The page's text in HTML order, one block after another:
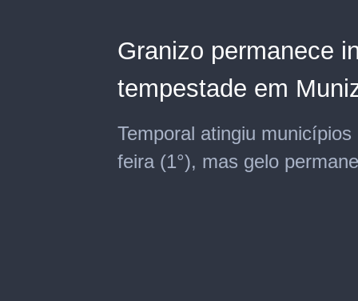
Granizo permanece
tempestade em
Temporal atingiu
feira (1°), mas gelo